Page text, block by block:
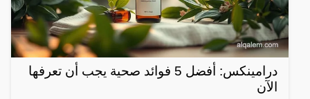
درامينكس: أفضل 5 فوائد صحية يجب أن تعرفها
الآن